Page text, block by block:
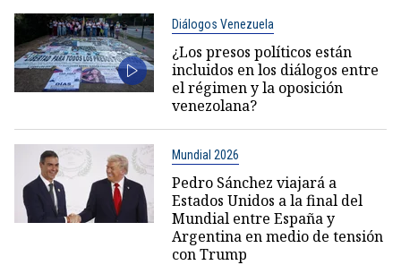
Diálogos Venezuela
¿Los presos políticos están
incluidos en los diálogos entre
el régimen y la oposición
venezolana?
Mundial 2026
Pedro Sánchez viajará a
Estados Unidos a la final del
Mundial entre España y
Argentina en medio de tensión
con Trump